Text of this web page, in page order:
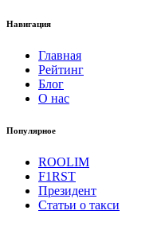
Навигация
Главная
Рейтинг
Блог
О нас
Популярное
ROOLIM
F1RST
Президент
Статьи о такси